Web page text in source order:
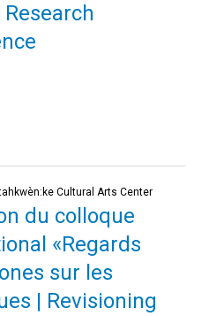
Cultural Arts Center
du colloque
«Regards
sur les
| Revisioning